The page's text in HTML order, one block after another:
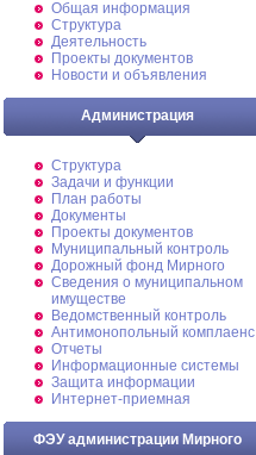
Общая информация
Структура
Деятельность
Проекты документов
Новости и объявления
Администрация
Структура
Задачи и функции
План работы
Документы
Проекты документов
Муниципальный контроль
Дорожный фонд Мирного
Cведения о муниципальном
имуществе
Ведомственный контроль
Антимонопольный комплаенс
Отчеты
Информационные системы
Защита информации
Интернет-приемная
ФЭУ администрации Мирного